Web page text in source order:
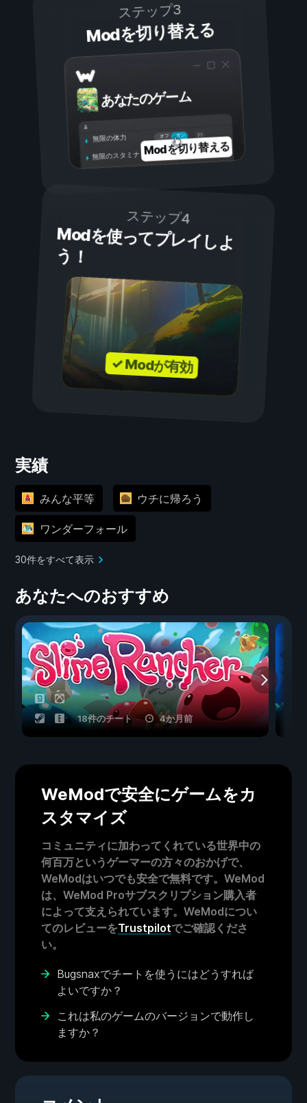
ステップ3
Modを切り替える
あなたのゲーム
オン
オフ
無限の体力
無限のスタミナ Modを切り替える
ステップ4
Modを使ってプレイしよ
う！
✓ Modが有効
実績
みんな平等 ウチに帰ろう
ワンダーフォール
30件をすべて表示
あなたへのおすすめ
18件のチート 4か月前
WeModで安全にゲームをカ
スタマイズ
コミュニティに加わってくれている世界中の
何百万というゲーマーの方々のおかげで、
WeModはいつでも安全で無料です。WeMod
は、WeMod Proサブスクリプション購入者
によって支えられています。WeModについ
てのレビューをTrustpilotでご確認くださ
い。
Bugsnaxでチートを使うにはどうすれば
よいですか？
これは私のゲームのバージョンで動作し
ますか？